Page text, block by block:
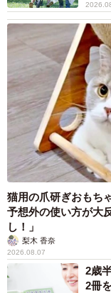
猫用の爪研ぎおもち
予想外の使い方が大
し！」
梨木 香奈
2026.08.07
2歳
2冊